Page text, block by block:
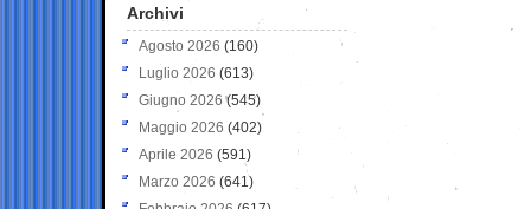
Archivi
Agosto 2026 (160)
Luglio 2026 (613)
Giugno 2026 (545)
Maggio 2026 (402)
Aprile 2026 (591)
Marzo 2026 (641)